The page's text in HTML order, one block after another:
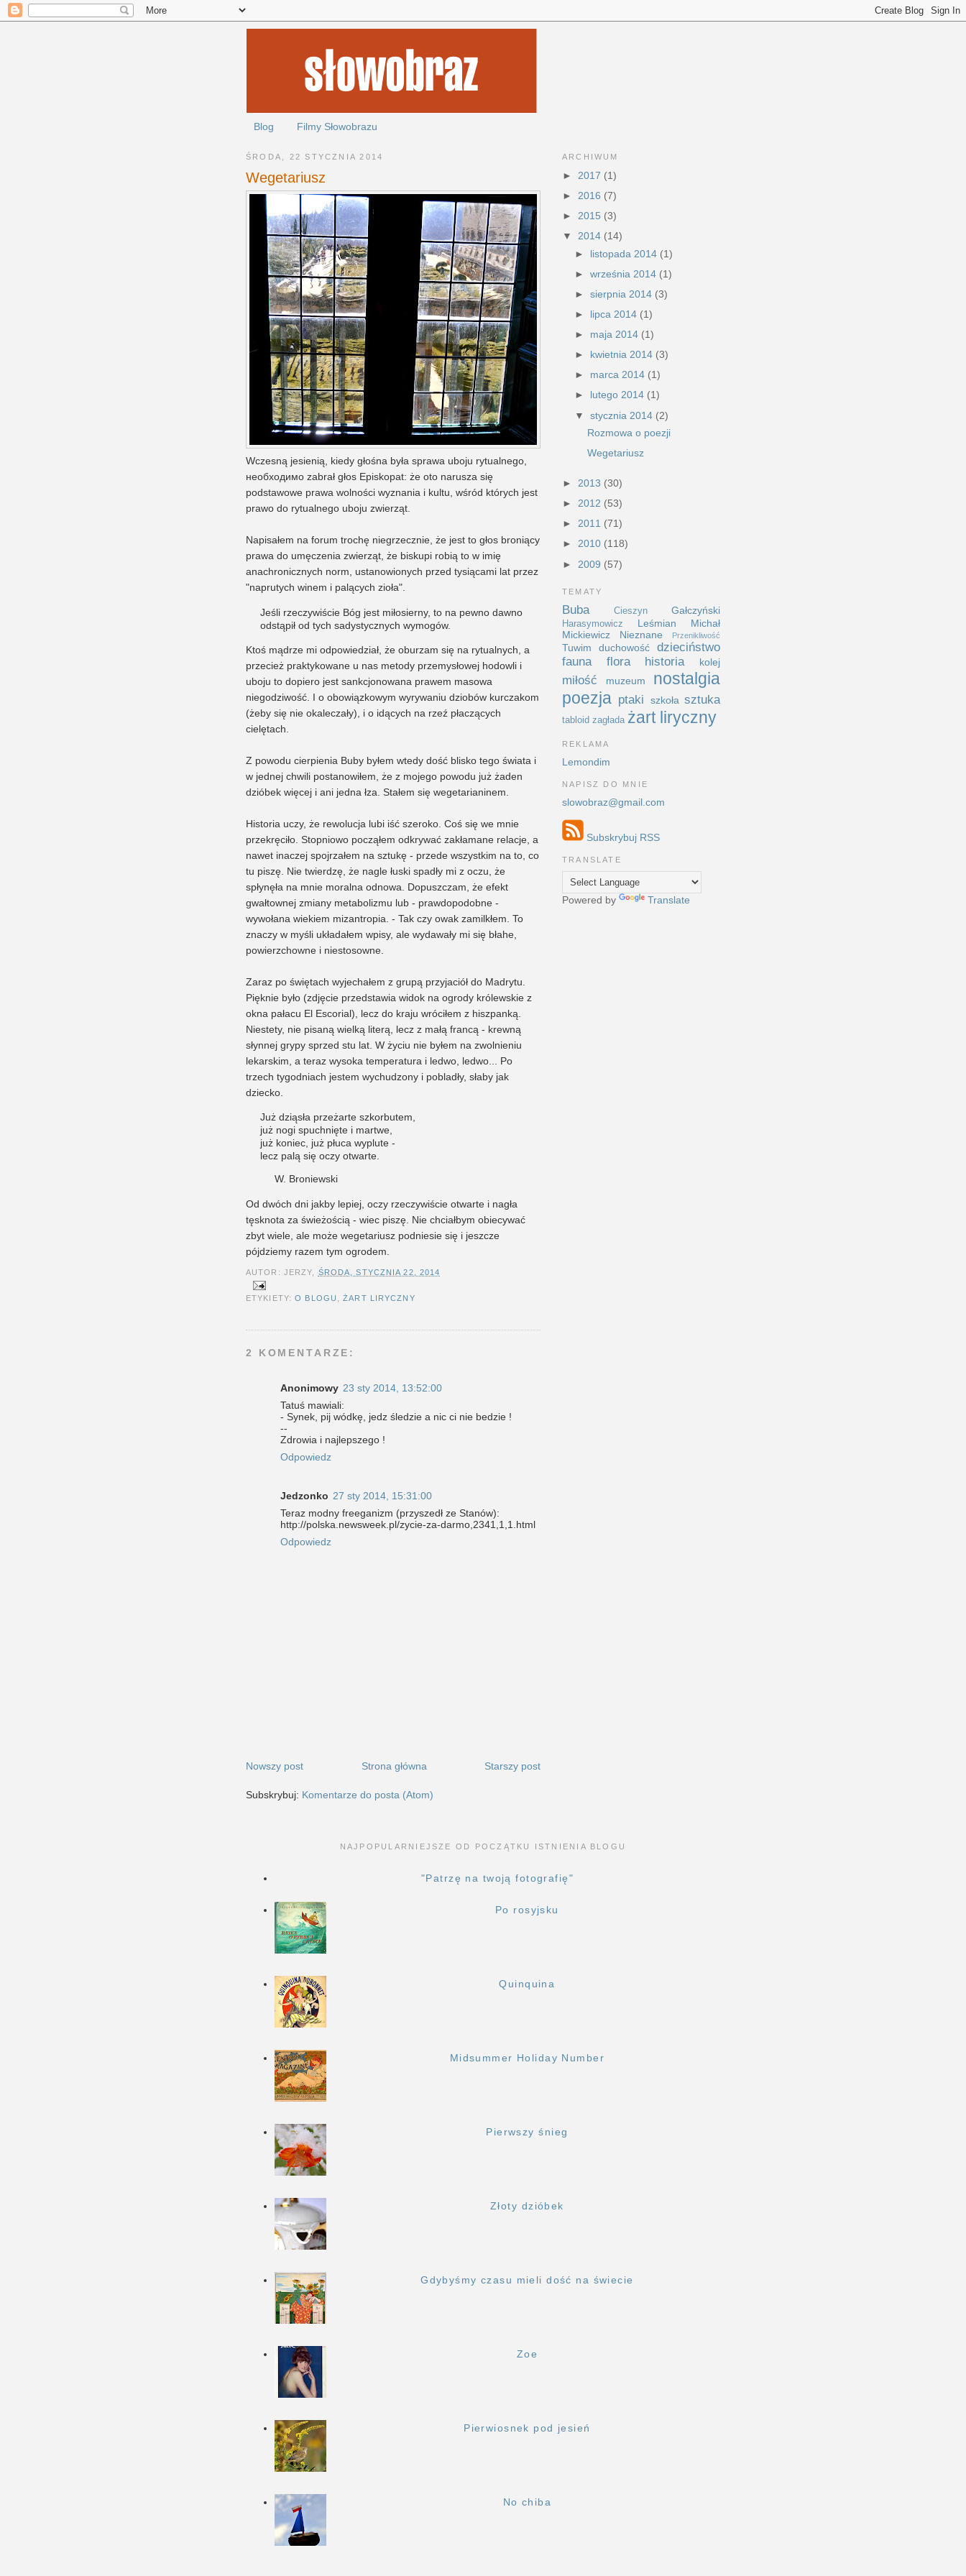
Blog Filmy Słowobrazu
ŚRODA, 22 STYCZNIA 2014
Wegetariusz
Wczesną jesienią, kiedy głośna była sprawa uboju rytualnego,
необходимо zabrał głos Episkopat: że oto narusza się
podstawowe prawa wolności wyznania i kultu, wśród których jest
prawo do rytualnego uboju zwierząt.
Napisałem na forum trochę niegrzecznie, że jest to głos broniący
prawa do umęczenia zwierząt, że biskupi robią to w imię
anachronicznych norm, ustanowionych przed tysiącami lat przez
"naprutych winem i palących zioła".
Jeśli rzeczywiście Bóg jest miłosierny, to na pewno dawno
odstąpił od tych sadystycznych wymogów.
Ktoś mądrze mi odpowiedział, że oburzam się na rytualnych, a
przecież praktykowane u nas metody przemysłowej hodowli i
uboju to dopiero jest sankcjonowana prawem masowa
niegodziwość. I o obowiązkowym wyrywaniu dziobów kurczakom
(żeby się nie okaleczały), i o idących na rzeź płaczących
cielętach.
Z powodu cierpienia Buby byłem wtedy dość blisko tego świata i
w jednej chwili postanowiłem, że z mojego powodu już żaden
dzióbek więcej i ani jedna łza. Stałem się wegetarianinem.
Historia uczy, że rewolucja lubi iść szeroko. Coś się we mnie
przekręciło. Stopniowo począłem odkrywać zakłamane relacje, a
nawet inaczej spojrzałem na sztukę - przede wszystkim na to, co
tu piszę. Nie twierdzę, że nagle łuski spadły mi z oczu, że
spłynęła na mnie moralna odnowa. Dopuszczam, że efekt
gwałtownej zmiany metabolizmu lub - prawdopodobne -
wywołana wiekiem mizantropia. - Tak czy owak zamilkłem. To
znaczy w myśli układałem wpisy, ale wydawały mi się błahe,
powierzchowne i niestosowne.
Zaraz po świętach wyjechałem z grupą przyjaciół do Madrytu.
Pięknie było (zdjęcie przedstawia widok na ogrody królewskie z
okna pałacu El Escorial), lecz do kraju wróciłem z hiszpanką.
Niestety, nie pisaną wielką literą, lecz z małą francą - krewną
słynnej grypy sprzed stu lat. W życiu nie byłem na zwolnieniu
lekarskim, a teraz wysoka temperatura i ledwo, ledwo... Po
trzech tygodniach jestem wychudzony i pobladły, słaby jak
dziecko.
Już dziąsła przeżarte szkorbutem,
już nogi spuchnięte i martwe,
już koniec, już płuca wyplute -
lecz palą się oczy otwarte.
W. Broniewski
Od dwóch dni jakby lepiej, oczy rzeczywiście otwarte i nagła
tęsknota za świeżością - wiec piszę. Nie chciałbym obiecywać
zbyt wiele, ale może wegetariusz podniesie się i jeszcze
pójdziemy razem tym ogrodem.
AUTOR: JERZY, ŚRODA, STYCZNIA 22, 2014
ETYKIETY:O BLOGU ,ŻART LIRYCZNY
2 KOMENTARZE:
Anonimowy 23 sty 2014, 13:52:00
Tatuś mawiali:
- Synek, pij wódkę, jedz śledzie a nic ci nie bedzie !
--
Zdrowia i najlepszego !
Odpowiedz
Jedzonko 27 sty 2014, 15:31:00
Teraz modny freeganizm (przyszedł ze Stanów):
http://polska.newsweek.pl/zycie-za-darmo,2341,1,1.html
Odpowiedz
Nowszy post Starszy post
Strona główna
Subskrybuj: Komentarze do posta (Atom)
ARCHIWUM
► 2017 (1)
► 2016 (7)
► 2015 (3)
▼ 2014 (14)
► listopada 2014 (1)
► września 2014 (1)
► sierpnia 2014 (3)
► lipca 2014 (1)
► maja 2014 (1)
► kwietnia 2014 (3)
► marca 2014 (1)
► lutego 2014 (1)
▼ stycznia 2014 (2)
Rozmowa o poezji
Wegetariusz
► 2013 (30)
► 2012 (53)
► 2011 (71)
► 2010 (118)
► 2009 (57)
TEMATY
Buba Cieszyn Gałczyński
Harasymowicz Leśmian
Michał
Mickiewicz
Nieznane Przenikliwość
Tuwim duchowość
dzieciństwo
fauna
flora historia kolej
miłość muzeum
nostalgia
poezja ptaki szkoła sztuka
tabloid zagłada żart liryczny
REKLAMA
Lemondim
NAPISZ DO MNIE
slowobraz@gmail.com
Subskrybuj RSS
TRANSLATE
Powered by Translate
NAJPOPULARNIEJSZE OD POCZĄTKU ISTNIENIA BLOGU
"Patrzę na twoją fotografię"
Po rosyjsku
Quinquina
Midsummer Holiday Number
Pierwszy śnieg
Złoty dzióbek
Gdybyśmy czasu mieli dość na świecie
Zoe
Pierwiosnek pod jesień
No chiba